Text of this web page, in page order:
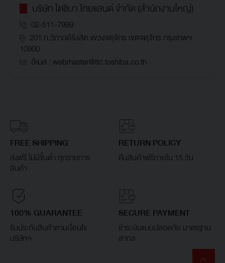
บริษัท โตชิบา ไทยแลนด์ จำกัด (สำนักงานใหญ่)
02-511-7999
201 ถ.วิภาวดีรังสิต แขวงจตุจักร เขตจตุจักร กรุงเทพฯ
10900
อีเมล : webmaster@ttc.toshiba.co.th
FREE SHIPPING
ส่งฟรี ไม่มีขั้นต่ำ ทุกรายการ
สินค้า
RETURN POLICY
คืนสินค้าฟรีภายใน 15 วัน
100% GUARANTEE
รับประกันสินค้าตามเงื่อนไข
บริษัทฯ
SECURE PAYMENT
ชำระเงินแบบปลอดภัย มาตรฐาน
สากล